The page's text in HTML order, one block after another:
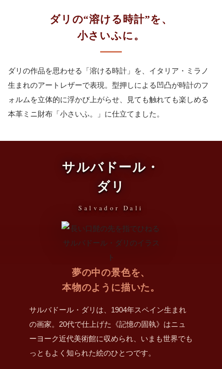
ダリの“溶ける時計”を、
小さいふに。
ダリの作品を思わせる「溶ける時計」を、イタリア・ミラノ
生まれのアートレザーで表現。型押しによる凹凸が時計のフ
ォルムを立体的に浮かび上がらせ、見ても触れても楽しめる
本革ミニ財布「小さいふ。」に仕立てました。
サルバドール・
ダリ
Salvador Dali
夢の中の景色を、
本物のように描いた。
サルバドール・ダリは、1904年スペイン生まれ
の画家。20代で仕上げた《記憶の固執》はニュ
ーヨーク近代美術館に収められ、いまも世界でも
っともよく知られた絵のひとつです。